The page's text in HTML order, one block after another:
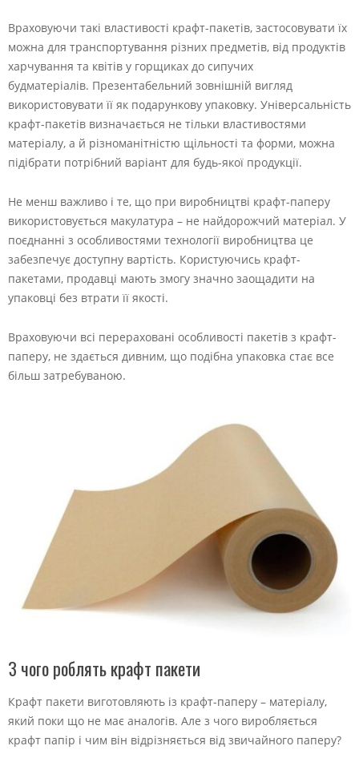
Враховуючи такі властивості крафт-пакетів, застосовувати їх
можна для транспортування різних предметів, від продуктів
харчування та квітів у горщиках до сипучих
будматеріалів. Презентабельний зовнішній вигляд
використовувати її як подарункову упаковку. Універсальність
крафт-пакетів визначається не тільки властивостями
матеріалу, а й різноманітністю щільності та форми, можна
підібрати потрібний варіант для будь-якої продукції.
Не менш важливо і те, що при виробництві крафт-паперу
використовується макулатура – ​​не найдорожчий матеріал. У
поєднанні з особливостями технології виробництва це
забезпечує доступну вартість. Користуючись крафт-
пакетами, продавці мають змогу значно заощадити на
упаковці без втрати її якості.
Враховуючи всі перераховані особливості пакетів з крафт-
паперу, не здається дивним, що подібна упаковка стає все
більш затребуваною.
З чого роблять крафт пакети
Крафт пакети виготовляють із крафт-паперу – матеріалу,
який поки що не має аналогів. Але з чого виробляється
крафт папір і чим він відрізняється від звичайного паперу?